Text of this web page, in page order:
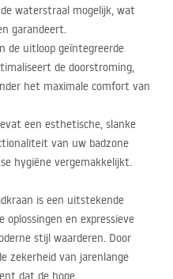
waterstraal mogelijk, wat
garandeert.
de uitloop geïntegreerde
de doorstroming,
het maximale comfort van
een esthetische, slanke
van uw badzone
hygiëne vergemakkelijkt.
is een uitstekende
en expressieve
stijl waarderen. Door
zekerheid van jarenlange
dat de hoge